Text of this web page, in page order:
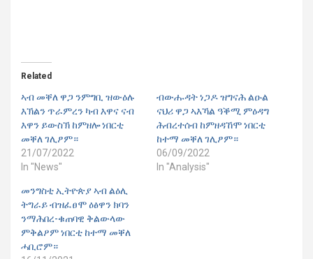
Related
ኣብ መቐለ ዋጋ ንምግቢ ዝውዕሉ
እኽልን ጥራምረን ካብ እዋና ናብ
እዋን ይውስኽ ከምዘሎ ነበርቲ
መቐለ ገሊፆም።
21/07/2022
In "News"
ብውሑዳት ነጋዶ ዝግናሕ ልዑል
ናህሪ ዋጋ ኣእኻል ዓቕሚ ምዕዳግ
ሕብረተሰብ ከምዘዳኸሞ ነበርቲ
ከተማ መቐለ ገሊፆም።
06/09/2022
In "Analysis"
መንግስቲ ኢትዮጵያ ኣብ ልዕሊ
ትግራይ ብዝፈፀሞ ዕፅዋን ክባን
ንማሕበረ-ቁጠባዊ ቅልውላው
ምቅልዖም ነበርቲ ከተማ መቐለ
ሓቢሮም።